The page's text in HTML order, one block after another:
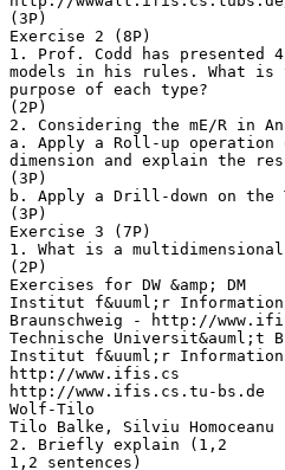
(3P)
Exercise 2 (8P)
1. Prof. Codd has presented
models in his rules. What is
purpose of each type?
(2P)
2. Considering the mE/R in
a. Apply a Roll-up operation
dimension and explain the
(3P)
b. Apply a Drill-down on the
(3P)
Exercise 3 (7P)
1. What is a multidimensional
(2P)
Exercises for DW &amp; DM
Institut f&uuml;r
Braunschweig - http://
Technische Universit&auml;t
Institut f&uuml;r
http://www.ifis.cs
http://www.ifis.cs.tu-bs.de
Wolf-Tilo
Tilo Balke, Silviu Homoceanu
2. Briefly explain (1,2
1,2 sentences)